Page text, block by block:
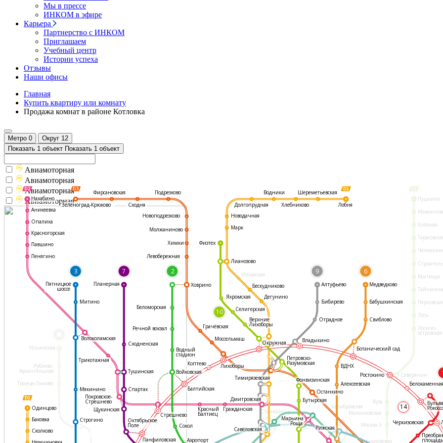
Мы в прессе
ИНКОМ в эфире
Карьера
Партнерство с ИНКОМ
Приглашаем
Учебный центр
Истории успеха
Отзывы
Наши офисы
Главная
Купить квартиру или комнату
Продажа комнат в районе Котловка
Метро 0 Округ 12
Показать 1 объект Показать 1 объект
Илимская
Пушкино
Клязьма
Мытищи
Лось
Лосино-
островская
Северянин
Яуза
Маленковская
Москва-3
Николаевка
Ильинская
Рублево-
Архангельское
Троице-Лыково
Калибровская
Станколит
3 7
14
2 9 6
10
Фирсановская
Сходня
Подрезково
Новоподрезково
Молжаниново
Химки
Левобережная
Ховрино
Грачёвская
Моссельмаш
Останкино
Медведково
Бабушкинская
Свиблово
ВДНХ
Алексеевская
Рижская
Аэропорт
Сокол
Красный
Балтиец
Гражданская
Дмитровская
Коптево Лихоборы
Балтийская
Войковская
Водный
стадион
Сходненская
Трикотажная
Волоколамская
Тушинская
Мякинино
Строгино
Митино
Нахабино
Аникеевка
Опалиха
Красногорская
Павшино
Пенягино
Одинцово
Баковка
Сколково
Пятницкое
шоссе
Планерная
Спартак
Стрешнево
Щукинская
Октябрьское
Поле
Панфиловская
Окружная
Дегунино
Бескудниково
Верхние
Лихоборы
Селигерская
Физтех
Яхромская
Марк
Лианозово
Новодачная
Речной вокзал
Беломорская
Долгопрудная
Водники
Хлебниково
Шереметьевская
Лобня
Тимирязевская
Марьина
Роща
Савёловская
Фонвизинская
Бутырская
Петровско-
Разумовская
Покровское-
Стрешнево
Бибирево
Отрадное
Владыкино
Ботанический сад
Алтуфьево
Ростокино
Черкизовская
площадь
Зеленоград-Крюково
Авиамоторная
Авиамоторная
Авиамоторная
Авиамоторная